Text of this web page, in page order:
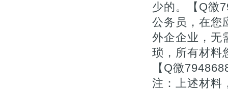
少的。【Q微
公务员，在您
外企企业，无
琐，所有材料
【Q微
注：上述材料